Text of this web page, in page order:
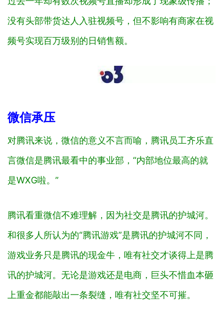
没有头部带货达人入驻视频号，但不影响有商家在视
频号实现百万级别的日销售额。
对腾讯来说，微信的意义不言而喻，腾讯员工齐乐直
言微信是腾讯最看中的事业部，“内部地位最高的就
是WXG啦。”
和很多人所认为的“腾讯游戏”是腾讯的护城河不同，
游戏业务只是腾讯的现金牛，唯有社交才谈得上是腾
讯的护城河。无论是游戏还是电商，巨头不惜血本砸
上重金都能敲出一条裂缝，唯有社交坚不可摧。